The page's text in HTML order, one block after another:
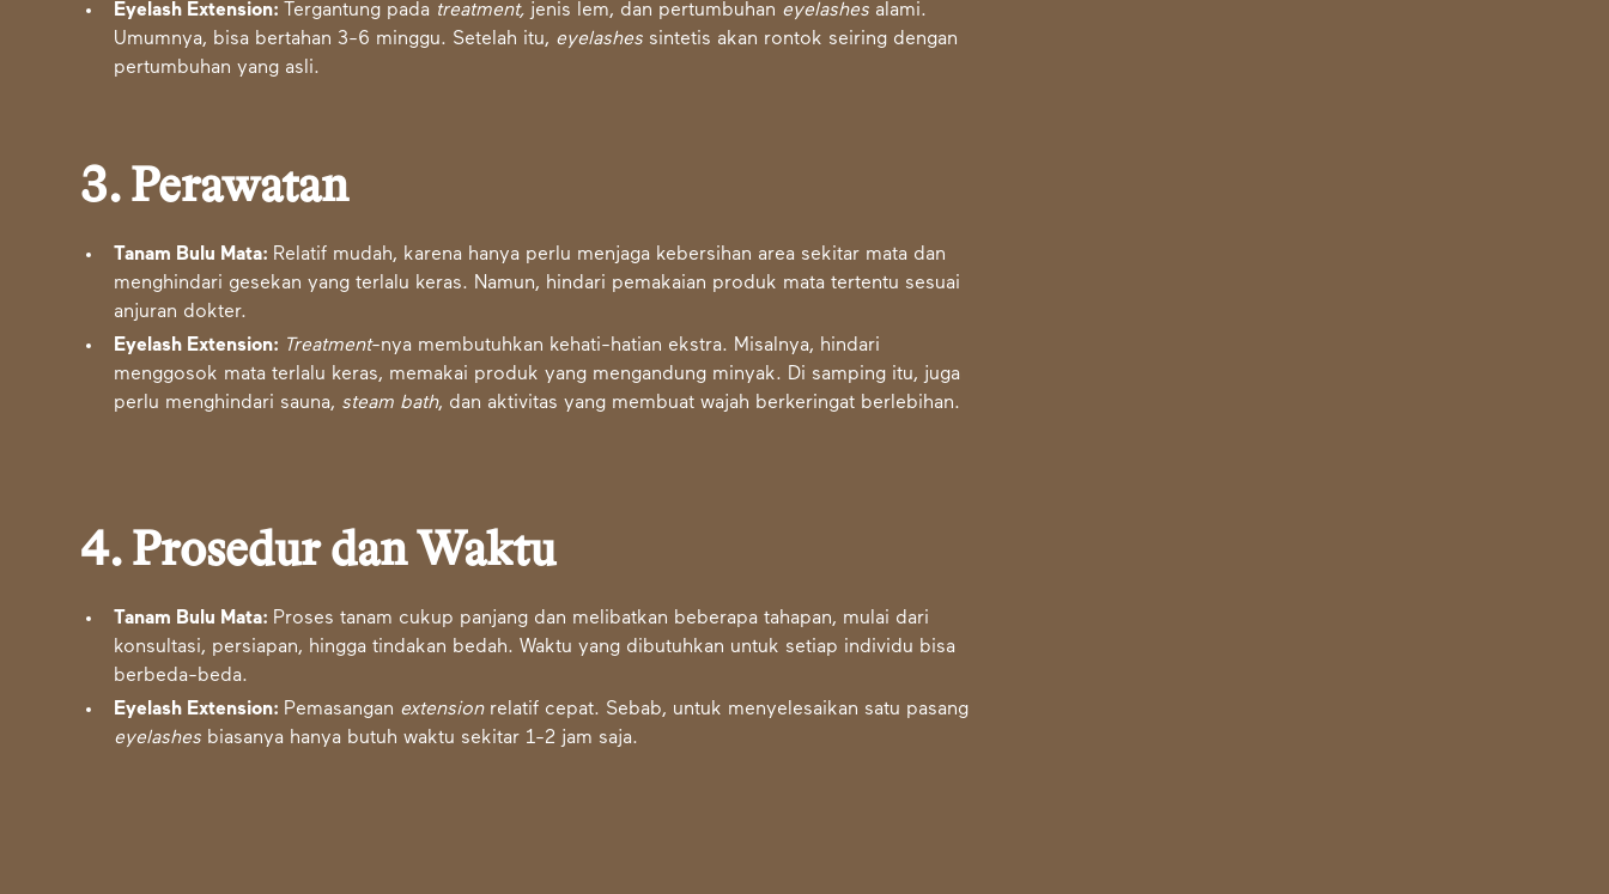
Eyelash Extension:
Tergantung pada treatment, jenis lem, dan pertumbuhan eyelashes alami.
Umumnya, bisa bertahan 3-6 minggu. Setelah itu, eyelashes sintetis akan rontok seiring dengan
pertumbuhan yang asli.
3. Perawatan
Tanam Bulu Mata: Relatif mudah, karena hanya perlu menjaga kebersihan area sekitar mata dan
menghindari gesekan yang terlalu keras. Namun, hindari pemakaian produk mata tertentu sesuai
anjuran dokter.
Eyelash Extension: Treatment-nya membutuhkan kehati-hatian ekstra. Misalnya, hindari
menggosok mata terlalu keras, memakai produk yang mengandung minyak. Di samping itu, juga
perlu menghindari sauna, steam bath, dan aktivitas yang membuat wajah berkeringat berlebihan.
4. Prosedur dan Waktu
Tanam Bulu Mata: Proses tanam cukup panjang dan melibatkan beberapa tahapan, mulai dari
konsultasi, persiapan, hingga tindakan bedah. Waktu yang dibutuhkan untuk setiap individu bisa
berbeda-beda.
Eyelash Extension: Pemasangan extensionrelatif cepat. Sebab, untuk menyelesaikan satu pasang
eyelashes biasanya hanya butuh waktu sekitar 1-2 jam saja.